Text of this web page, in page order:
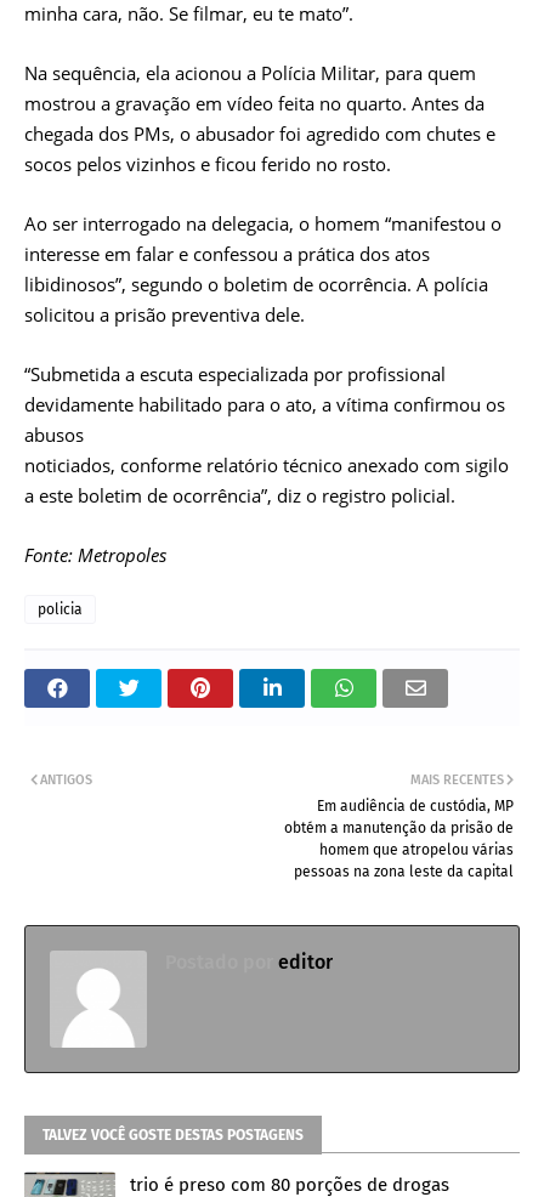
minha cara, não. Se filmar, eu te mato”.
Na sequência, ela acionou a Polícia Militar, para quem
mostrou a gravação em vídeo feita no quarto. Antes da
chegada dos PMs, o abusador foi agredido com chutes e
socos pelos vizinhos e ficou ferido no rosto.
Ao ser interrogado na delegacia, o homem “manifestou o
interesse em falar e confessou a prática dos atos
libidinosos”, segundo o boletim de ocorrência. A polícia
solicitou a prisão preventiva dele.
“Submetida a escuta especializada por profissional
devidamente habilitado para o ato, a vítima confirmou os
abusos
noticiados, conforme relatório técnico anexado com sigilo
a este boletim de ocorrência”, diz o registro policial.
Fonte: Metropoles
policia
MAIS RECENTES
Em audiência de custódia, MP
obtém a manutenção da prisão de
homem que atropelou várias
pessoas na zona leste da capital
ANTIGOS
editor
TALVEZ VOCÊ GOSTE DESTAS POSTAGENS
trio é preso com 80 porções de drogas